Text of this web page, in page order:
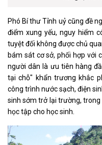
Phó Bí thư Tỉnh uỷ cũng đề
điểm xung yếu, nguy hiểm
tuyệt đối không được chủ
bám sát cơ sở, phối hợp với
người dân là ưu tiên hàng
tại chỗ" khẩn trương khắc
công trình nước sạch, điện
sinh sớm trở lại trường,
học tập cho học sinh.